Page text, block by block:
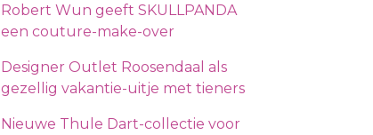
Robert Wun geeft SKULLPANDA
een couture-make-over
Designer Outlet Roosendaal als
gezellig vakantie-uitje met tieners
Nieuwe Thule Dart-collectie voor